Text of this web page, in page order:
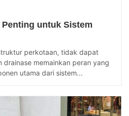
untuk Sistem
perkotaan, tidak dapat
memainkan peran yang
utama dari sistem...